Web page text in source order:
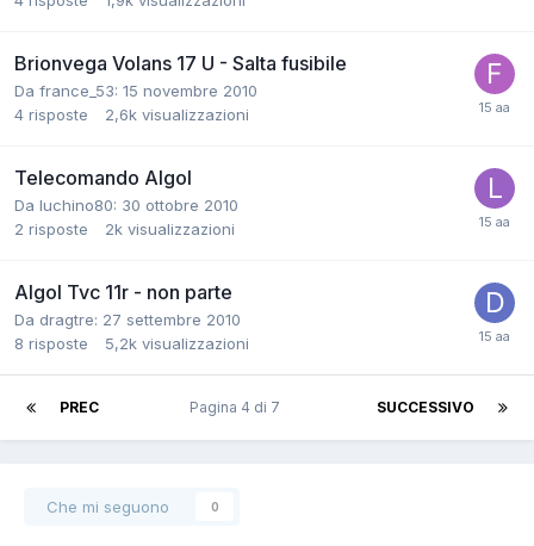
Brionvega Volans 17 U - Salta fusibile
Da france_53: 15 novembre 2010
4 risposte 2,6k visualizzazioni
Telecomando Algol
Da luchino80: 30 ottobre 2010
2 risposte 2k visualizzazioni
Algol Tvc 11r - non parte
Da dragtre: 27 settembre 2010
8 risposte 5,2k visualizzazioni
PREC SUCCESSIVO
Pagina 4 di 7
Che mi seguono 0